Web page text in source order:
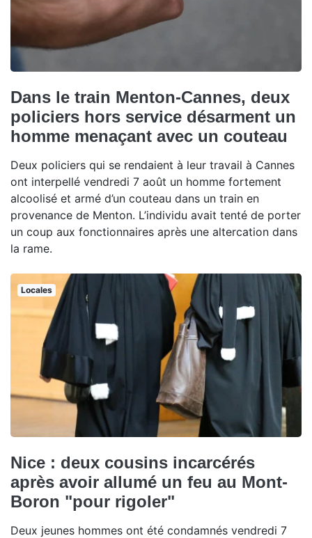
Dans le train Menton-Cannes, deux
policiers hors service désarment un
homme menaçant avec un couteau
Deux policiers qui se rendaient à leur travail à Cannes
ont interpellé vendredi 7 août un homme fortement
alcoolisé et armé d’un couteau dans un train en
provenance de Menton. L’individu avait tenté de porter
un coup aux fonctionnaires après une altercation dans
la rame.
Locales
Nice : deux cousins incarcérés
après avoir allumé un feu au Mont-
Boron "pour rigoler"
Deux jeunes hommes ont été condamnés vendredi 7